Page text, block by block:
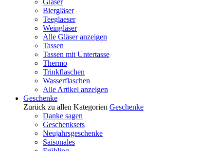
Gläser
Biergläser
Teeglaeser
Weingläser
Alle Gläser anzeigen
Tassen
Tassen mit Untertasse
Thermo
Trinkflaschen
Wasserflaschen
Alle Artikel anzeigen
Geschenke
Zurück zu allen Kategorien Geschenke
Danke sagen
Geschenksets
Neujahrsgeschenke
Saisonales